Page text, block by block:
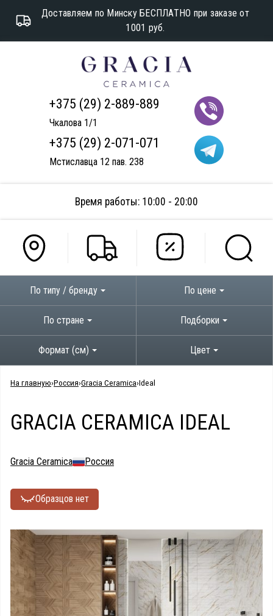
Доставляем по Минску БЕСПЛАТНО при заказе от
1001 руб.
+375 (29) 2-889-889
Чкалова 1/1
+375 (29) 2-071-071
Мстиславца 12 пав. 238
Время работы: 10:00 - 20:00
По типу / бренду По цене
По стране Подборки
Формат (см) Цвет
На главную Россия Gracia Ceramica Ideal
GRACIA CERAMICA IDEAL
Gracia Ceramica Россия
Образцов нет